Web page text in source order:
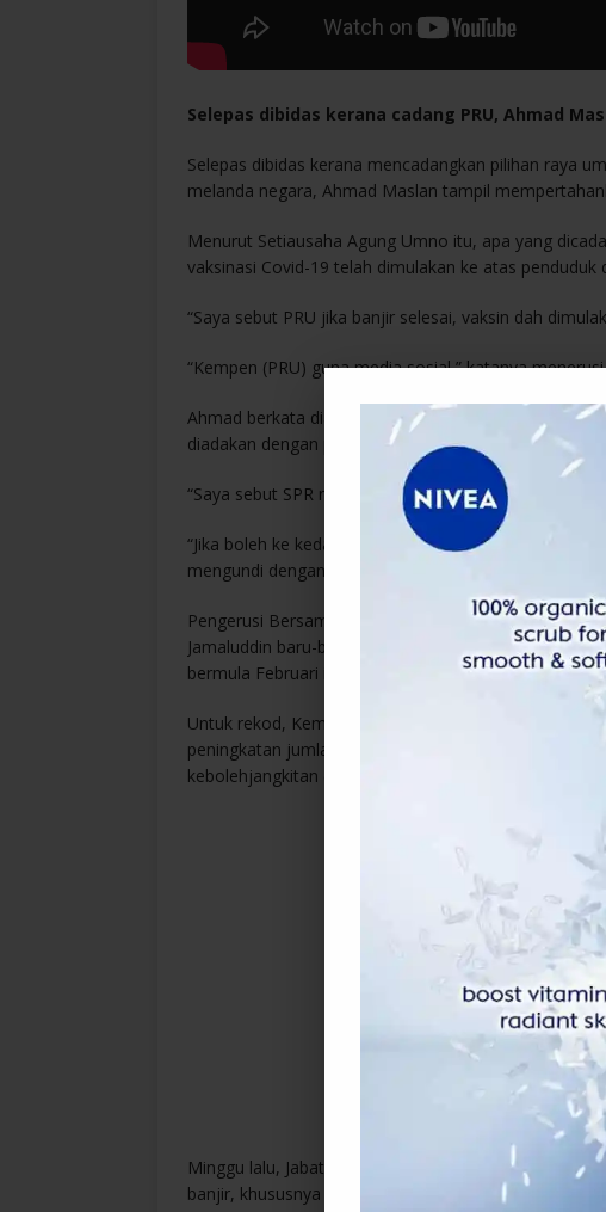
Selepas dibidas kerana cadang PRU, Ahmad
Selepas dibidas kerana mencadangkan pilihan raya
melanda negara, Ahmad Maslan tampil
Menurut Setiausaha Agung Umno itu, apa yang
vaksinasi Covid-19 telah dimulakan ke atas penduduk
“Saya sebut PRU jika banjir selesai, vaksin dah
“Kempen (PRU) guna media sosial,” katanya
Ahmad berkata dia juga meminta Suruhanjaya
diadakan dengan prosedur operasi standard (SOP)
“Saya sebut SPR nyatakan dalam (Akhbar) #Sinar
“Jika boleh ke kedai, pasar raya, restoran beratur
mengundi dengan SOP ketat,” katanya.
Pengerusi Bersama Jawatankuasa Khas Jaminan
Jamaluddin baru-baru ini berkata Malaysia akan
bermula Februari ini setelah ketibaan bekalan pertama
Untuk rekod, Kementerian Kesihatan (KKM)
peningkatan jumlah kes Covid-19 sehingga 8,000 kes
kebolehjangkitan (Rt) berterusan pada 1.1.
Minggu lalu, Jabatan Meteorologi Malaysia
banjir, khususnya di Pahang dan Johor akan berakhir